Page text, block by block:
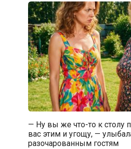
— Ну вы же что-то к столу
вас этим и угощу, —
разочарованным гостям